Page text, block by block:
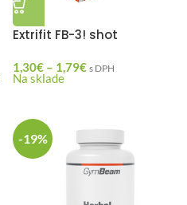
Extrifit FB-3! shot
1,30€ – 1,79€ s DPH
Na sklade
-19%